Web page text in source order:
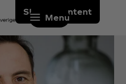
Skip to content
Menu